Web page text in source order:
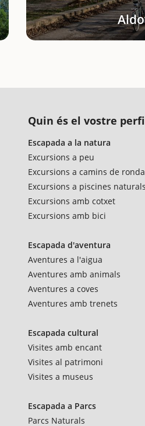
Quin és el vostre
Escapada a la natura
Excursions a peu
Excursions a camins de
Excursions a piscines
Excursions amb cotxet
Excursions amb bici
Escapada d'aventura
Aventures a l'aigua
Aventures amb animals
Aventures a coves
Aventures amb trenets
Escapada cultural
Visites amb encant
Visites al patrimoni
Visites a museus
Escapada a Parcs
Parcs Naturals